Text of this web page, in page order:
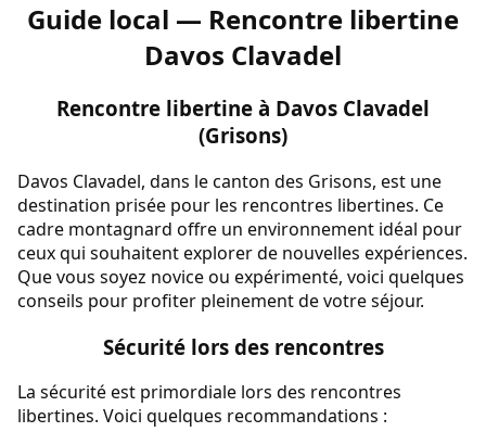
Guide local — Rencontre libertine
Davos Clavadel
Rencontre libertine à Davos Clavadel
(Grisons)
Davos Clavadel, dans le canton des Grisons, est une
destination prisée pour les rencontres libertines. Ce
cadre montagnard offre un environnement idéal pour
ceux qui souhaitent explorer de nouvelles expériences.
Que vous soyez novice ou expérimenté, voici quelques
conseils pour profiter pleinement de votre séjour.
Sécurité lors des rencontres
La sécurité est primordiale lors des rencontres
libertines. Voici quelques recommandations :